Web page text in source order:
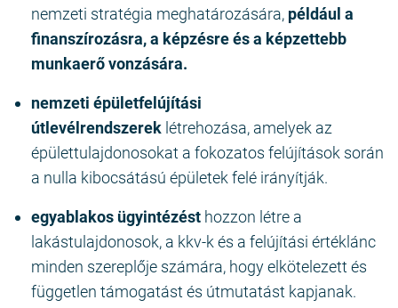
nemzeti stratégia meghatározására, például a
finanszírozásra, a képzésre és a képzettebb
munkaerő vonzására.
nemzeti épületfelújítási
útlevélrendszerek létrehozása, amelyek az
épülettulajdonosokat a fokozatos felújítások során
a nulla kibocsátású épületek felé irányítják.
egyablakos ügyintézést hozzon létre a
lakástulajdonosok, a kkv-k és a felújítási értéklánc
minden szereplője számára, hogy elkötelezett és
független támogatást és útmutatást kapjanak.